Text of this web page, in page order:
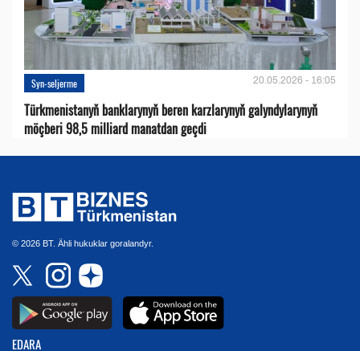
Syn-seljerme 20.05.2026 - 16:05
Türkmenistanyň banklarynyň beren karzlarynyň galyndylarynyň
möçberi 98,5 milliard manatdan geçdi
© 2026 BT. Ähli hukuklar goralandyr.
EDARA